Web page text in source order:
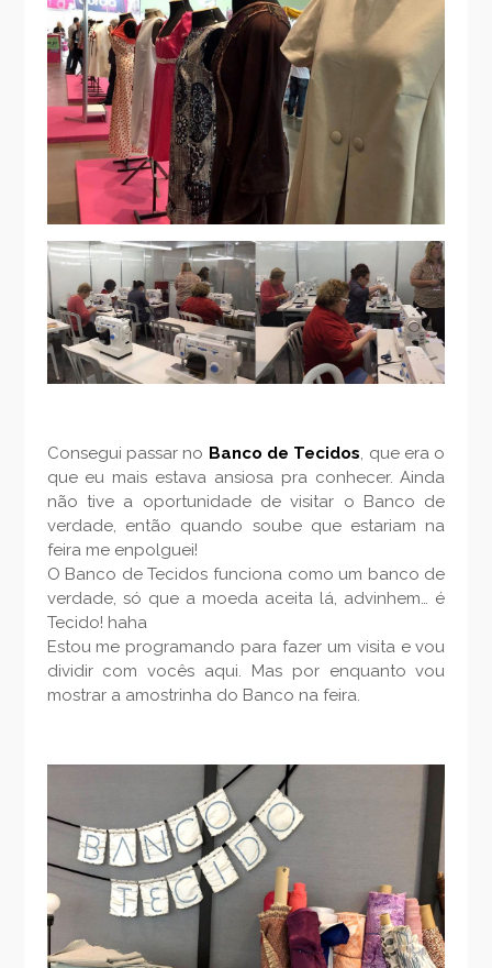
Consegui passar no Banco de Tecidos, que era o
que eu mais estava ansiosa pra conhecer. Ainda
não tive a oportunidade de visitar o Banco de
verdade, então quando soube que estariam na
feira me enpolguei!
O Banco de Tecidos funciona como um banco de
verdade, só que a moeda aceita lá, advinhem… é
Tecido! haha
Estou me programando para fazer um visita e vou
dividir com vocês aqui. Mas por enquanto vou
mostrar a amostrinha do Banco na feira.